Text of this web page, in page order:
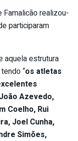
Famalicão realizou-
participaram
aquela estrutura
“os atletas
Azevedo,
Coelho, Rui
Joel Cunha,
Simões,